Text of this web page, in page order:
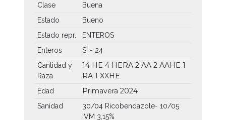
Clase
Buena
Estado
Bueno
Estado repr.
ENTEROS
Enteros
SI - 24
Cantidad y
Raza
14 HE 4 HERA 2 AA 2 AAHE 1
RA 1 XXHE
Edad Primavera 2024
Sanidad
30/04 Ricobendazole- 10/05
IVM 3,15%